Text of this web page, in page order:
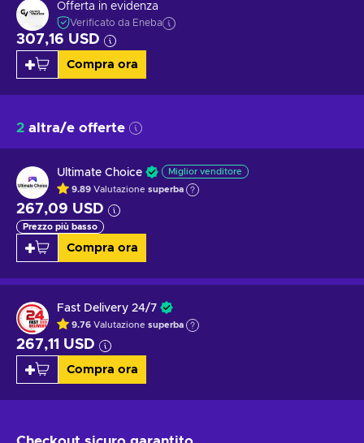
Offerta in evidenza
Verificato da Eneba
307,16 USD
Compra ora
2 altra/e offerte
Ultimate Choice Miglior venditore
9.89 Valutazione superba
267,09 USD
Prezzo più basso
Compra ora
Fast Delivery 24/7
9.76 Valutazione superba
267,11 USD
Compra ora